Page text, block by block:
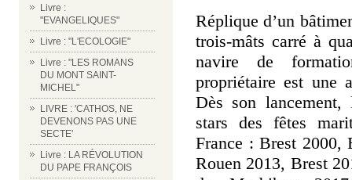
Livre :
"EVANGELIQUES"
Livre : "L'ECOLOGIE"
Livre : "LES ROMANS
DU MONT SAINT-
MICHEL"
LIVRE : 'CATHOS, NE
DEVENONS PAS UNE
SECTE'
Livre : LA RÉVOLUTION
DU PAPE FRANÇOIS
Réplique d’un
trois-mâts carré à
navire de
propriétaire est une
Dès son
stars des fêtes
France : Brest 2000,
Rouen 2013, Brest